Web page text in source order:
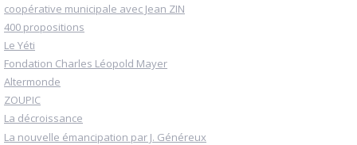
coopérative municipale avec Jean ZIN
400 propositions
Le Yéti
Fondation Charles Léopold Mayer
Altermonde
ZOUPIC
La décroissance
La nouvelle émancipation par J. Généreux